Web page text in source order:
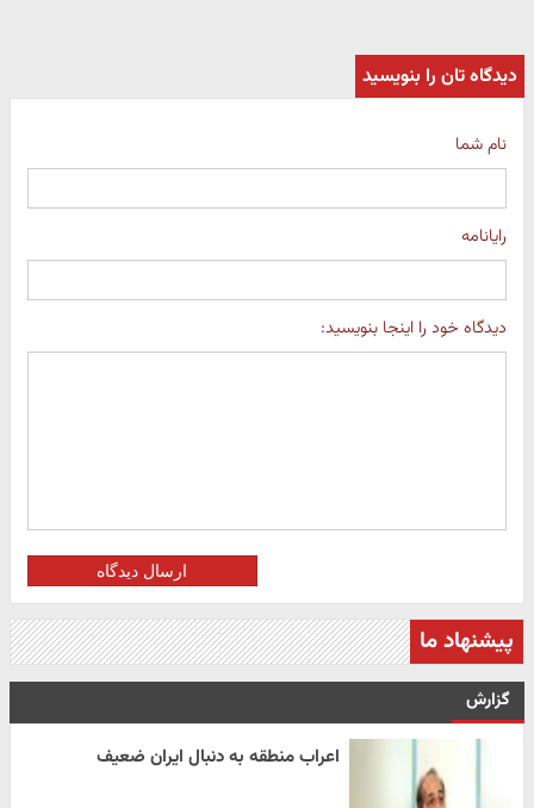
دیدگاه تان را بنویسید
نام شما
رایانامه
دیدگاه خود را اینجا بنویسید:
ارسال دیدگاه
پیشنهاد ما
گزارش
اعراب منطقه به دنبال ایران ضعیف